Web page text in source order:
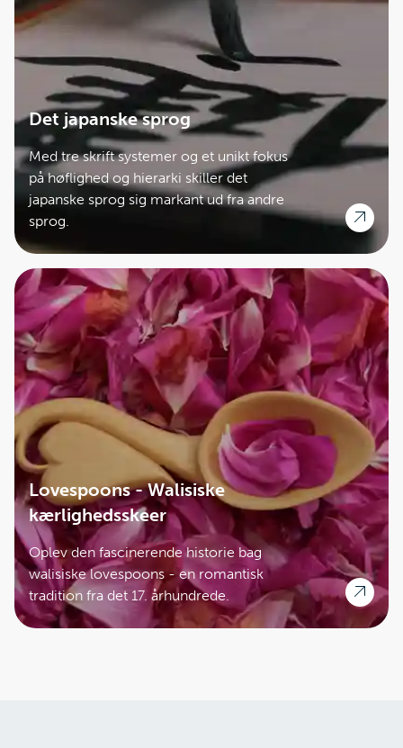
Det japanske sprog
Med tre skrift systemer og et unikt fokus
på høflighed og hierarki skiller det
japanske sprog sig markant ud fra andre
sprog.
Lovespoons - Walisiske
kærlighedsskeer
Oplev den fascinerende historie bag
walisiske lovespoons - en romantisk
tradition fra det 17. århundrede.